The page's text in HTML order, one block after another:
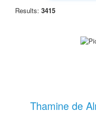
Results: 3415
Thamine de